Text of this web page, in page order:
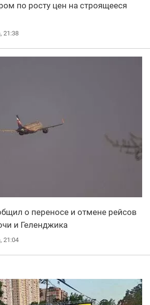
по росту цен на строящееся
21:38
о переносе и отмене рейсов
и Геленджика
21:04